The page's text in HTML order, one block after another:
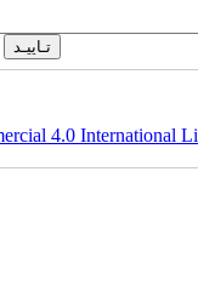
4.0 International